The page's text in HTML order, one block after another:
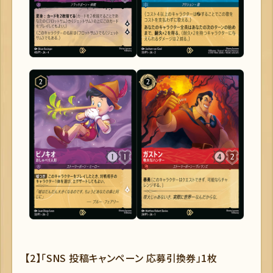
【2】「SNS 投稿キャンペーン 応募引換券」1枚